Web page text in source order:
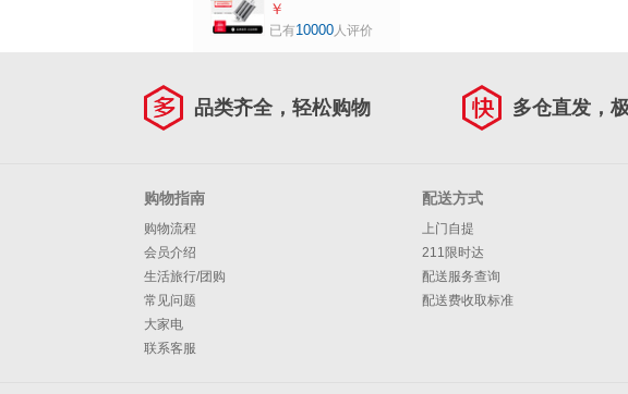
礼物 米白色 40L
海氏厨师机多功能
配件 金属制面三合
￥
已有10000人评价
品类齐全，轻松购物 多仓直发，
购物指南
购物流程
会员介绍
生活旅行/团购
常见问题
大家电
联系客服
配送方式
上门自提
211限时达
配送服务查询
配送费收取标准